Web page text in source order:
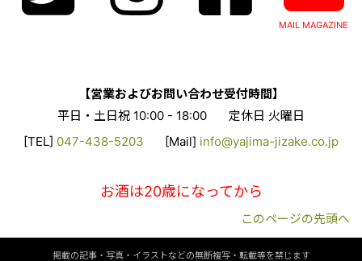
MAIL MAGAZINE
【営業およびお問い合わせ受付時間】
平日・土日祝 10:00 - 18:00
定休日 火曜日
[TEL] 047-438-5203 [Mail] info@yajima-jizake.co.jp
お酒は20歳になってから
このページの先頭へ
掲載の記事・写真・イラストなどの無断複写・転載等を禁じます